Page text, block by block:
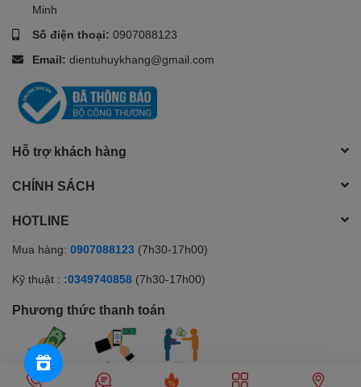
Minh
Số điện thoại: 0907088123
Email: dientuhuykhang@gmail.com
Hỗ trợ khách hàng
CHÍNH SÁCH
HOTLINE
Mua hàng: 0907088123 (7h30-17h00)
Kỹ thuật : :0349740858 (7h30-17h00)
Phương thức thanh toán